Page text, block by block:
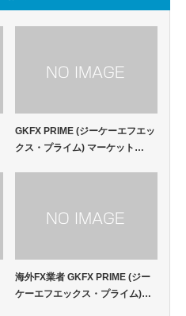
GKFX PRIME (ジーケーエフエッ
クス・プライム) マーケット…
海外FX業者 GKFX PRIME (ジー
ケーエフエックス・プライム)…